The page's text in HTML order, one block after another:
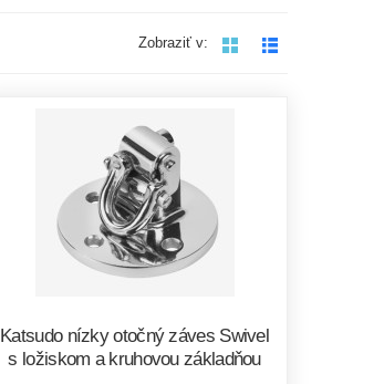
Zobraziť v:
Katsudo nízky otočný záves Swivel
s ložiskom a kruhovou základňou